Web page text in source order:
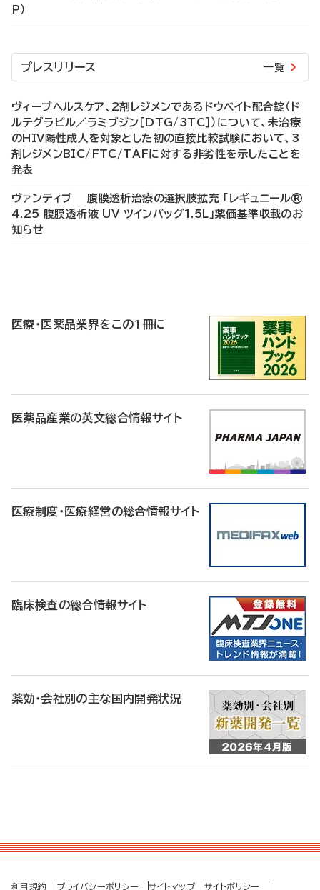
P）
プレスリリース 一覧
ヴィーブヘルスケア、2剤レジメンであるドウベイト配合錠（ド
ルテグラビル／ラミブジン［DTG/3TC］）について、未治療
のHIV陽性成人を対象とした初の直接比較試験において、3
剤レジメンBIC/FTC/TAFに対する非劣性を示したことを
発表
ヴァンティブ 腹膜透析治療の選択肢拡充 「レギュニール®
4.25 腹膜透析液 UV ツインバッグ1.5L」薬価基準収載のお
知らせ
医療・医薬品業界をこの1冊に
医薬品産業の英文総合情報サイト
医療制度・医療経営の総合情報サイト
臨床検査の総合情報サイト
薬効・会社別の主な国内開発状況
利用規約 プライバシーポリシー サイトマップ サイトポリシー